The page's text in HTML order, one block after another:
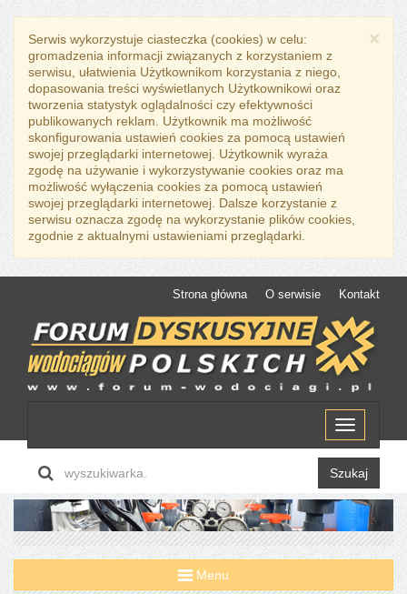
×
Serwis wykorzystuje ciasteczka (cookies) w celu:
gromadzenia informacji związanych z korzystaniem z
serwisu, ułatwienia Użytkownikom korzystania z niego,
dopasowania treści wyświetlanych Użytkownikowi oraz
tworzenia statystyk oglądalności czy efektywności
publikowanych reklam. Użytkownik ma możliwość
skonfigurowania ustawień cookies za pomocą ustawień
swojej przeglądarki internetowej. Użytkownik wyraża
zgodę na używanie i wykorzystywanie cookies oraz ma
możliwość wyłączenia cookies za pomocą ustawień
swojej przeglądarki internetowej. Dalsze korzystanie z
serwisu oznacza zgodę na wykorzystanie plików cookies,
zgodnie z aktualnymi ustawieniami przeglądarki.
Strona główna O serwisie Kontakt
Menu
Szukaj
Menu